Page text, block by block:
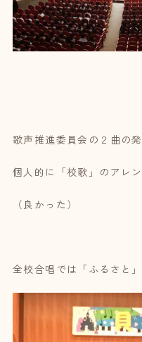
歌声推進委員会の２曲の
個人的に「校歌」のアレ
（良かった）
全校合唱では「ふるさと」